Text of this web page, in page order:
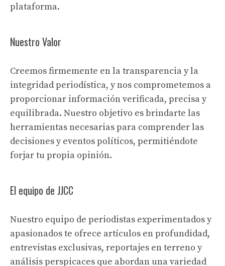
plataforma.
Nuestro Valor
Creemos firmemente en la transparencia y la
integridad periodística, y nos comprometemos a
proporcionar información verificada, precisa y
equilibrada. Nuestro objetivo es brindarte las
herramientas necesarias para comprender las
decisiones y eventos políticos, permitiéndote
forjar tu propia opinión.
El equipo de JJCC
Nuestro equipo de periodistas experimentados y
apasionados te ofrece artículos en profundidad,
entrevistas exclusivas, reportajes en terreno y
análisis perspicaces que abordan una variedad